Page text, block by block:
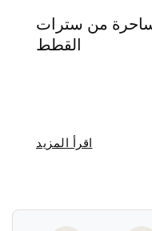
من سترات
القطط
اقرأ المزيد